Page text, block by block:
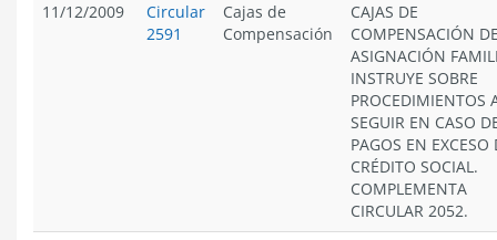
11/12/2009
Circular
2591
Cajas de
Compensación
CAJAS DE
COMPENSACIÓN
ASIGNACIÓN
INSTRUYE SOBRE
PROCEDIMIENTOS
SEGUIR EN CASO
PAGOS EN EXCESO
CRÉDITO SOCIAL.
COMPLEMENTA
CIRCULAR 2052.